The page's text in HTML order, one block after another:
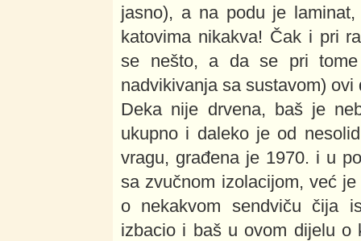
jasno), a na podu je
katovima nikakva! Čak i pri
se nešto, a da se pri tome
nadvikivanja sa sustavom)
Deka nije drvena, baš je
ukupno i daleko je od
vragu, građena je 1970. i u
sa zvučnom izolacijom, već
o nekakvom sendviču čija
izbacio i baš u ovom dijelu o